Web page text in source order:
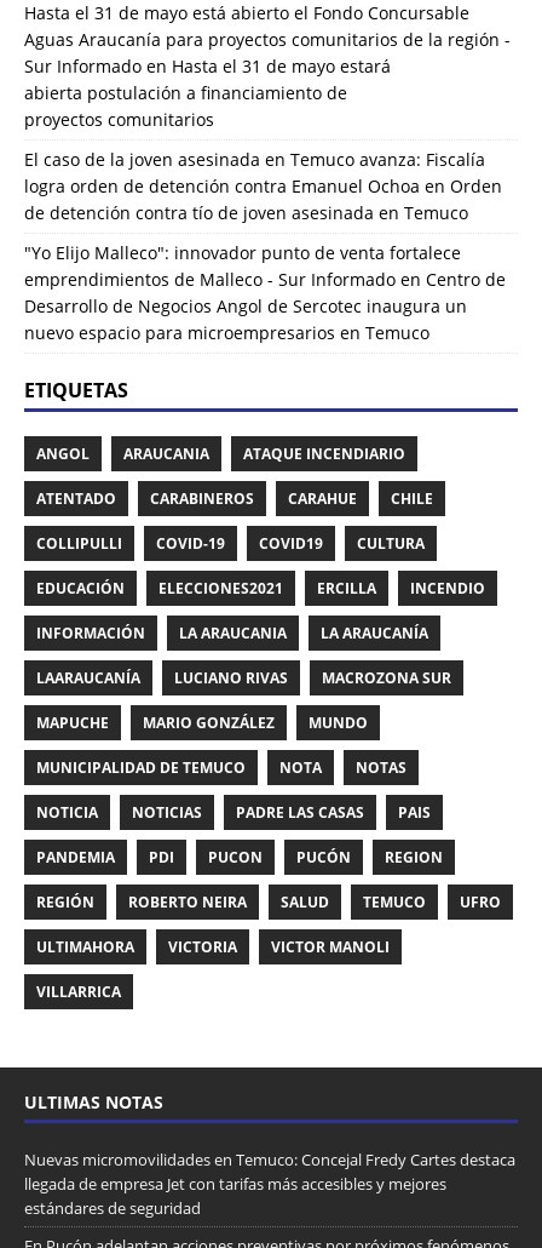
Hasta el 31 de mayo está abierto el Fondo Concursable
Aguas Araucanía para proyectos comunitarios de la región -
Sur Informado en Hasta el 31 de mayo estará
abierta postulación a financiamiento de
proyectos comunitarios
El caso de la joven asesinada en Temuco avanza: Fiscalía
logra orden de detención contra Emanuel Ochoa en Orden
de detención contra tío de joven asesinada en Temuco
"Yo Elijo Malleco": innovador punto de venta fortalece
emprendimientos de Malleco - Sur Informado en Centro de
Desarrollo de Negocios Angol de Sercotec inaugura un
nuevo espacio para microempresarios en Temuco
ETIQUETAS
ANGOL ARAUCANIA ATAQUE INCENDIARIO
ATENTADO CARABINEROS CARAHUE CHILE
COLLIPULLI COVID-19 COVID19 CULTURA
EDUCACIÓN ELECCIONES2021 ERCILLA INCENDIO
INFORMACIÓN LA ARAUCANIA LA ARAUCANÍA
LAARAUCANÍA LUCIANO RIVAS MACROZONA SUR
MAPUCHE MARIO GONZÁLEZ MUNDO
MUNICIPALIDAD DE TEMUCO NOTA NOTAS
NOTICIA NOTICIAS PADRE LAS CASAS PAIS
PANDEMIA PDI PUCON PUCÓN REGION
REGIÓN ROBERTO NEIRA SALUD TEMUCO UFRO
ULTIMAHORA VICTORIA VICTOR MANOLI
VILLARRICA
ULTIMAS NOTAS
Nuevas micromovilidades en Temuco: Concejal Fredy Cartes destaca
llegada de empresa Jet con tarifas más accesibles y mejores
estándares de seguridad